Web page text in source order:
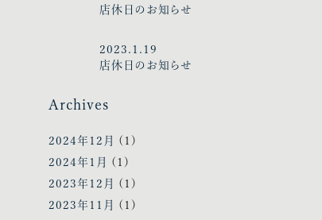
店休日のお知らせ
2023.1.19
店休日のお知らせ
Archives
2024年12月
(1)
2024年1月
(1)
2023年12月
(1)
2023年11月
(1)